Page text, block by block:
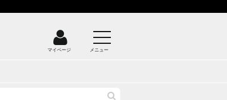
マイページ メニュー